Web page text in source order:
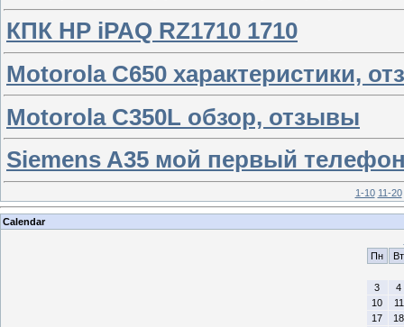
КПК HP iPAQ RZ1710 1710
Motorola C650 характеристики,
Motorola C350L обзор, отзывы
Siemens A35 мой первый
1-10 11-20
Calendar
Пн
Вт
3
4
10
11
17
18